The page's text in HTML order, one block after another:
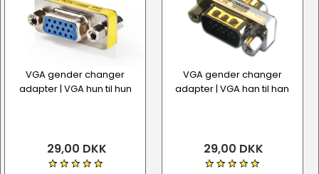
VGA gender changer
adapter | VGA hun til hun
29,00 DKK
VGA gender changer
adapter | VGA han til han
29,00 DKK